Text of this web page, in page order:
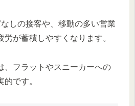
しの接客や、移動の多い営業
が蓄積しやすくなります。
、フラットやスニーカーへの
です。